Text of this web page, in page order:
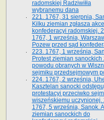
radomskiej Radziwiłła
wybranemu dana
221. 1767, 31 sierpnia,
Kilku ziemian zgłasza
konfederacyi radomskiej.
1767, 1 września,
Pozew przed sąd
223. 1767, 1 września,
Protest ziemian sanockich
powodu obranych w
sejmiku przedsejmo­wym
224. 1767, 2 września,
Kasztelan sanocki
protestacyi przeciwko
wiszeńskiemu uczynionej.
1767, 5 września, Sanok.
ziemian sanockich do